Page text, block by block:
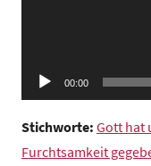
00:00
Stichworte: Gott hat
Furchtsamkeit